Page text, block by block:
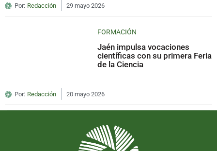
Por: Redacción 29 mayo 2026
FORMACIÓN
Jaén impulsa vocaciones
científicas con su primera Feria
de la Ciencia
Por: Redacción 20 mayo 2026